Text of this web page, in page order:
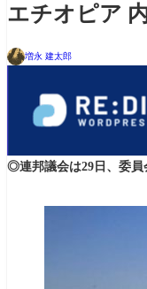
エチオピア
増永 建太郎
◎連邦議会は29日、委員